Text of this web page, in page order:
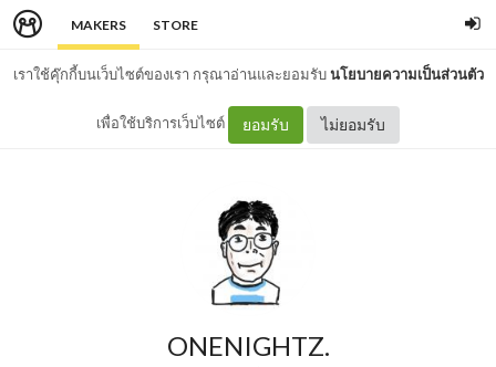
MAKERS STORE
เราใช้คุ๊กกี้บนเว็บไซต์ของเรา กรุณาอ่านและยอมรับนโยบายความเป็นส่วนตัว
เพื่อใช้บริการเว็บไซต์ ยอมรับ ไม่ยอมรับ
ONENIGHTZ.